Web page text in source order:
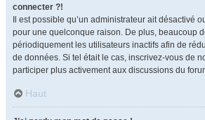
connecter ?!
Il est possible qu’un administrateur ait désactivé
pour une quelconque raison. De plus, beaucoup
périodiquement les utilisateurs inactifs afin de
de données. Si tel était le cas, inscrivez-vous de
participer plus activement aux discussions du
Haut